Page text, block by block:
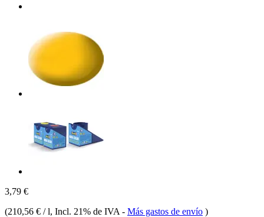
3,79 €
(210,56 € / l, Incl. 21% de IVA - Más gastos de envío )